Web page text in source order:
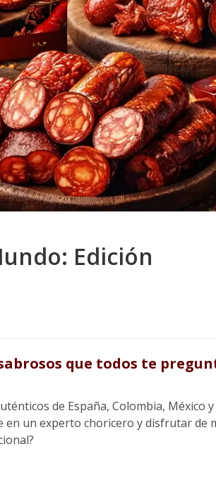
Edición
que todos te
de España, Colombia, México
un experto choricero y disfrutar de